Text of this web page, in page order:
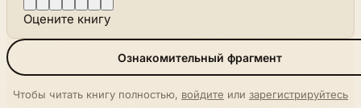
Оцените книгу
Ознакомительный фрагмент
Чтобы читать книгу полностью, войдите или зарегистрируйтесь